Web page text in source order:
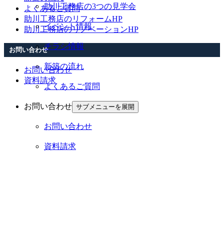
助川工務店の3つの見学会
イベント情報
チラシ情報
新築の流れ
よくあるご質問
お問い合わせ サブメニューを展開
お問い合わせ
資料請求
よくあるご質問
助川工務店のリフォームHP
助川工務店のリノベーションHP
お問い合わせ
お問い合わせ
資料請求